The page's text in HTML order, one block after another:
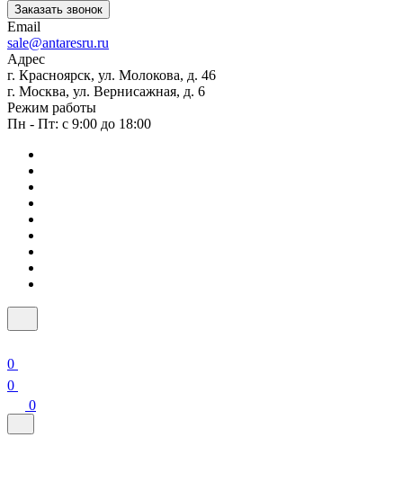
Заказать звонок
Email
sale@antaresru.ru
Адрес
г. Красноярск, ул. Молокова, д. 46
г. Москва, ул. Вернисажная, д. 6
Режим работы
Пн - Пт: с 9:00 до 18:00
0
0
0